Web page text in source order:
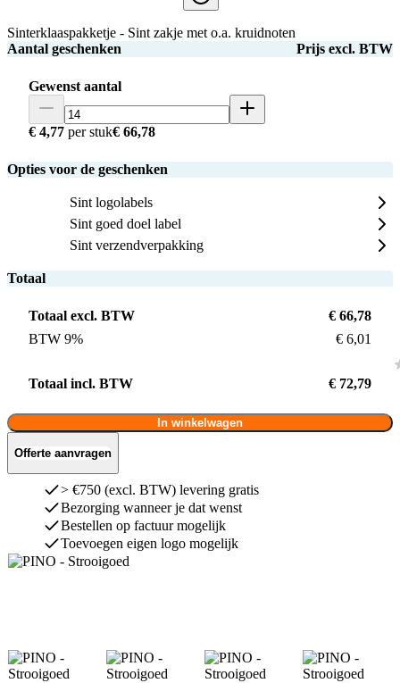
Sinterklaaspakketje - Sint zakje met o.a. kruidnoten
Aantal geschenken
Prijs excl. BTW
Gewenst aantal
€ 4,77 per stuk€ 66,78
Opties voor de geschenken
Sint logolabels
Sint goed doel label
Sint verzendverpakking
Totaal
Totaal excl. BTW
€ 66,78
BTW 9%
€ 6,01
Totaal incl. BTW € 72,79
In winkelwagen
Offerte aanvragen
> €750 (excl. BTW) levering gratis
Bezorging wanneer je dat wenst
Bestellen op factuur mogelijk
Toevoegen eigen logo mogelijk